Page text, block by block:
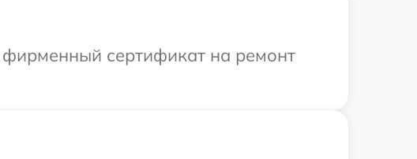
фирменный сертификат на ремонт